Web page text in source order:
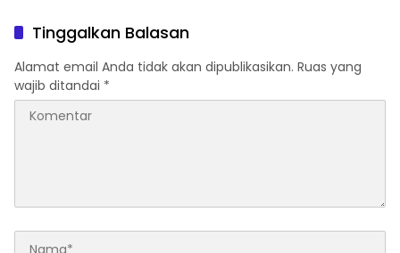
TanahTinggalkan Balasan
Alamat email Anda tidak akan dipublikasikan. Ruas yang
wajib ditandai *